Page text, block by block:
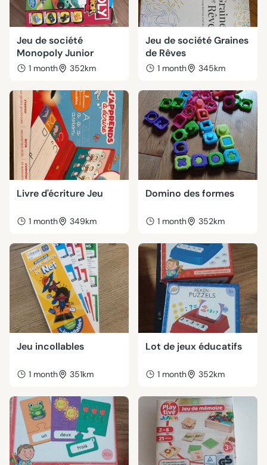
Jeu de société
Monopoly Junior
1 month 352km
Jeu de société Graines
de Rêves
1 month 345km
Livre d'écriture Jeu
1 month 349km
Domino des formes
1 month 352km
Jeu incollables
1 month 351km
Lot de jeux éducatifs
1 month 352km